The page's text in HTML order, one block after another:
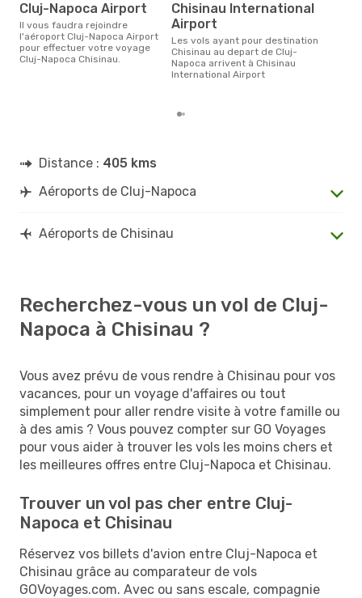
Cluj-Napoca Airport
Il vous faudra rejoindre
l'aéroport Cluj-Napoca Airport
pour effectuer votre voyage
Cluj-Napoca Chisinau.
Chisinau International
Airport
Les vols ayant pour destination
Chisinau au depart de Cluj-
Napoca arrivent à Chisinau
International Airport
Distance : 405 kms
Aéroports de Cluj-Napoca
Aéroports de Chisinau
Recherchez-vous un vol de Cluj-
Napoca à Chisinau ?
Vous avez prévu de vous rendre à Chisinau pour vos
vacances, pour un voyage d'affaires ou tout
simplement pour aller rendre visite à votre famille ou
à des amis ? Vous pouvez compter sur GO Voyages
pour vous aider à trouver les vols les moins chers et
les meilleures offres entre Cluj-Napoca et Chisinau.
Trouver un vol pas cher entre Cluj-
Napoca et Chisinau
Réservez vos billets d'avion entre Cluj-Napoca et
Chisinau grâce au comparateur de vols
GOVoyages.com. Avec ou sans escale, compagnie